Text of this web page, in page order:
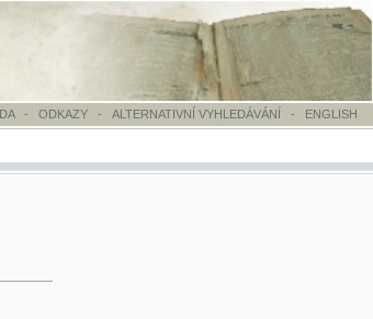
ALTERNATIVNÍ VYHLEDÁVÁNÍ- ENGLISH